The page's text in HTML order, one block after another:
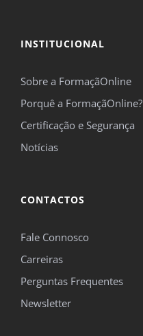
INSTITUCIONAL
Sobre a FormaçãOnline
Porquê a FormaçãOnline?
Certificação e Segurança
Notícias
CONTACTOS
Fale Connosco
Carreiras
Perguntas Frequentes
Newsletter